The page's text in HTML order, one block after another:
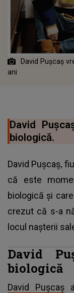
David Pușcaș
ani
David
biologică.
David Pușcaș,
că este
biologică și
crezut că s-a
locul nașterii
David
biologică
David Pușcașa